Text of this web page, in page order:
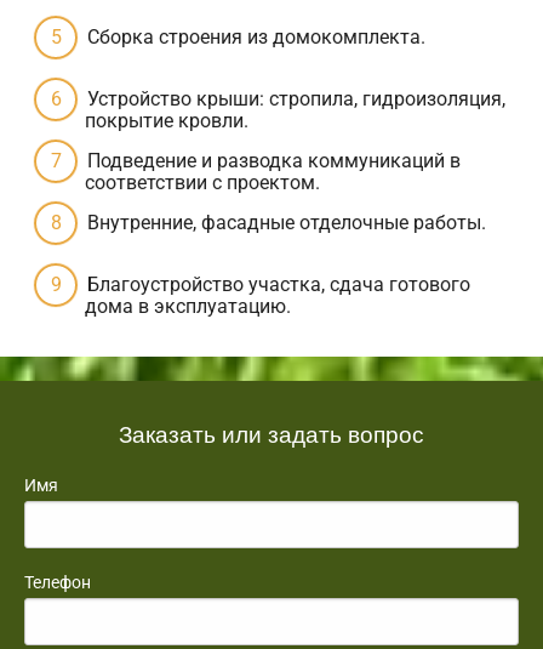
Сборка строения из домокомплекта.
Устройство крыши: стропила, гидроизоляция,
покрытие кровли.
Подведение и разводка коммуникаций в
соответствии с проектом.
Внутренние, фасадные отделочные работы.
Благоустройство участка, сдача готового
дома в эксплуатацию.
Заказать или задать вопрос
Имя
Телефон